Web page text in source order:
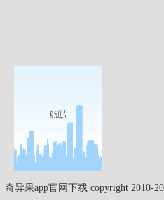
奇异果app官网下载 copyright 2010-